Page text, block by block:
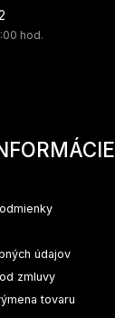
hod.
údajov
zmluvy
tovaru